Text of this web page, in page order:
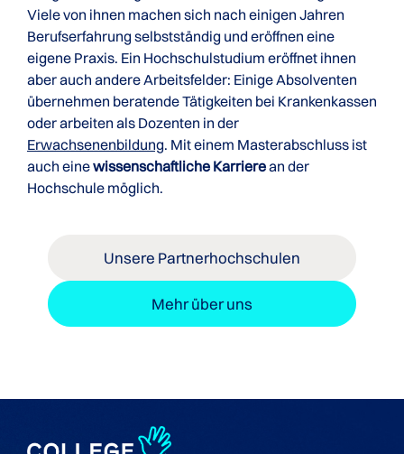
Viele von ihnen machen sich nach einigen Jahren
Berufserfahrung selbstständig und eröffnen eine
eigene Praxis. Ein Hochschulstudium eröffnet ihnen
aber auch andere Arbeitsfelder: Einige Absolventen
übernehmen beratende Tätigkeiten bei Krankenkassen
oder arbeiten als Dozenten in der
Erwachsenenbildung. Mit einem Masterabschluss ist
auch einewissenschaftliche Karrierean der
Hochschule möglich.
Unsere Partnerhochschulen
Mehr über uns